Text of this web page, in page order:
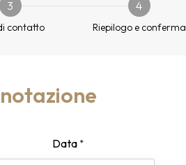
3
contatto
4
Riepilogo e conferma
Data *